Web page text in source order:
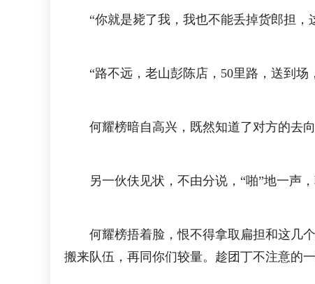
“你就是毙了我，我也不能丢掉货郎担，
“路不远，老山彭陈店，50里路，送到场
何耀榜暗自高兴，既然知道了对方的去向
另一伙伕见状，不由分说，“啪”地一声，
何耀榜捂着脸，恨不得拿取扁担和这几个
搬来队伍，再同你们较量。趁团丁不注意的